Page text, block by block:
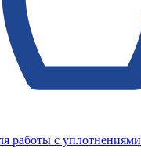
работы с уплотнениями